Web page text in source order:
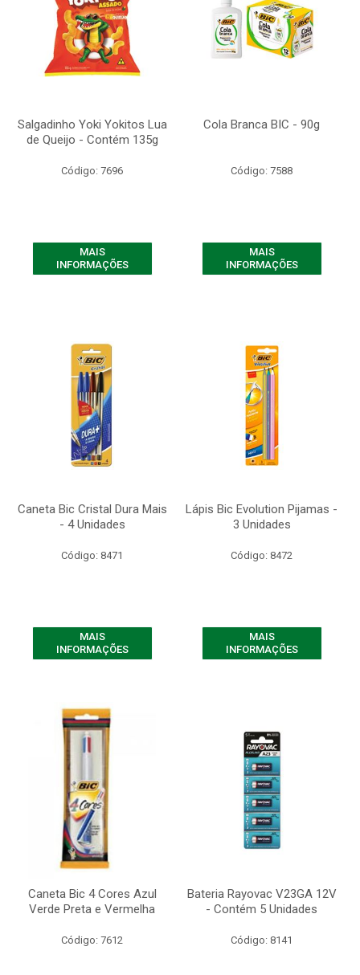
Salgadinho Yoki Yokitos Lua
de Queijo - Contém 135g
Código: 7696
MAIS
INFORMAÇÕES
Cola Branca BIC - 90g
Código: 7588
MAIS
INFORMAÇÕES
Caneta Bic Cristal Dura Mais
- 4 Unidades
Código: 8471
MAIS
INFORMAÇÕES
Lápis Bic Evolution Pijamas -
3 Unidades
Código: 8472
MAIS
INFORMAÇÕES
Caneta Bic 4 Cores Azul
Verde Preta e Vermelha
Código: 7612
Bateria Rayovac V23GA 12V
- Contém 5 Unidades
Código: 8141